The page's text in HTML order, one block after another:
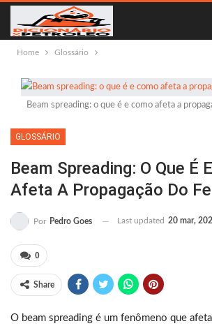
Home Glossário
Beam spreading: o que é e como afeta a
GLOSSÁRIO
Beam Spreading: O Que É
Afeta A Propagação Do
Por Pedro Goes Last updated 20 mar,
0
Share
O beam spreading é um fenômeno que